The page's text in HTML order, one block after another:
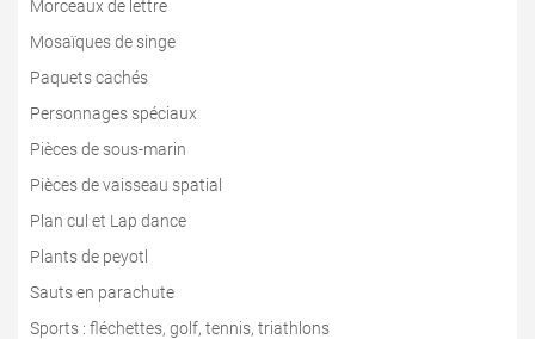
Morceaux de lettre
Mosaïques de singe
Paquets cachés
Personnages spéciaux
Pièces de sous-marin
Pièces de vaisseau spatial
Plan cul et Lap dance
Plants de peyotl
Sauts en parachute
Sports : fléchettes, golf, tennis, triathlons